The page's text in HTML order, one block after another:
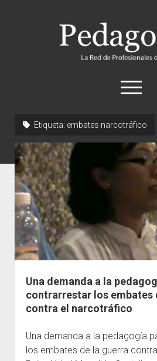
Pedagogía
abrir
el
Historia
Concepto
Entrevistas
Biografías
Recursos
General
Escuelas
Contacto
Etiqueta: embates narcotráfico
Una demanda a la
contrarrestar los embates
contra el narcotráfico
Una demanda a la pedagogía
los embates de la guerra